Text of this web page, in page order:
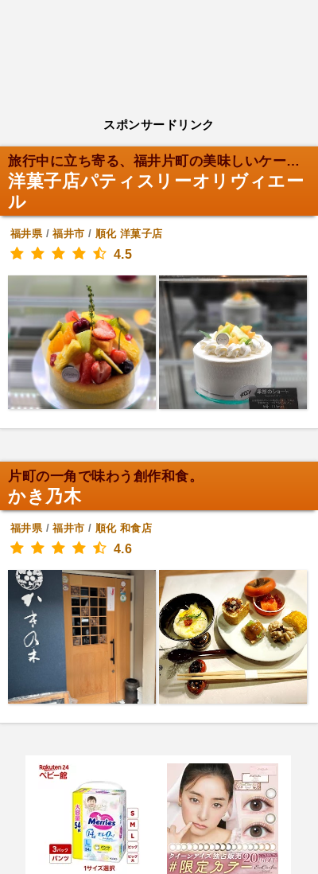
スポンサードリンク
旅行中に立ち寄る、福井片町の美味しいケーキ！
洋菓子店パティスリーオリヴィエー
ル
福井県/福井市 / 順化 洋菓子店
4.5
片町の一角で味わう創作和食。
かき乃木
福井県/福井市 / 順化 和食店
4.6